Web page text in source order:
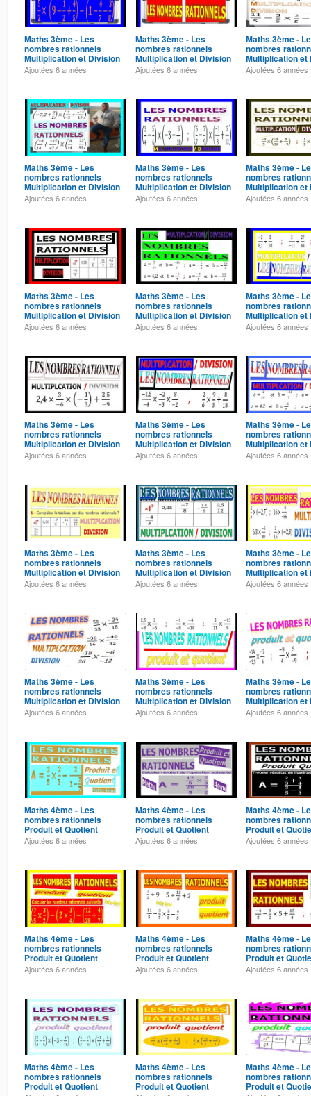
Maths 3ème - Les
nombres rationnels
Multiplication et Division
Exercice 23
Ajoutées 6 années
Maths 3ème - Les
nombres rationnels
Multiplication et Division
Exercice 22
Ajoutées 6 années
Maths 3ème -
nombres
Multiplication et
Exercice 21
Ajoutées6 années
Maths 3ème - Les
nombres rationnels
Multiplication et Division
Exercice 19
Ajoutées 6 années
Maths 3ème - Les
nombres rationnels
Multiplication et Division
Exercice 18
Ajoutées 6 années
Maths 3ème -
nombres
Multiplication et
Exercice 17
Ajoutées6 années
Maths 3ème - Les
nombres rationnels
Multiplication et Division
Exercice 15
Ajoutées 6 années
Maths 3ème - Les
nombres rationnels
Multiplication et Division
Exercice 14
Ajoutées 6 années
Maths 3ème -
nombres
Multiplication et
Exercice 13
Ajoutées6 années
Maths 3ème - Les
nombres rationnels
Multiplication et Division
Exercice 11
Ajoutées 6 années
Maths 3ème - Les
nombres rationnels
Multiplication et Division
Exercice 10
Ajoutées 6 années
Maths 3ème -
nombres
Multiplication et
Exercice 9
Ajoutées6 années
Maths 3ème - Les
nombres rationnels
Multiplication et Division
Exercice 7
Ajoutées 6 années
Maths 3ème - Les
nombres rationnels
Multiplication et Division
Exercice 6
Ajoutées 6 années
Maths 3ème -
nombres
Multiplication et
Exercice 5
Ajoutées6 années
Maths 3ème - Les
nombres rationnels
Multiplication et Division
Exercice 3
Ajoutées 6 années
Maths 3ème - Les
nombres rationnels
Multiplication et Division
Exercice 2
Ajoutées 6 années
Maths 3ème -
nombres
Multiplication et
Exercice 1
Ajoutées6 années
Maths 4ème - Les
nombres rationnels
Produit et Quotient
Exercice 28
Ajoutées 6 années
Maths 4ème - Les
nombres rationnels
Produit et Quotient
Exercice 27
Ajoutées 6 années
Maths 4ème -
nombres
Produit et
Exercice 26
Ajoutées6 années
Maths 4ème - Les
nombres rationnels
Produit et Quotient
Exercice 24
Ajoutées 6 années
Maths 4ème - Les
nombres rationnels
Produit et Quotient
Exercice 23
Ajoutées 6 années
Maths 4ème -
nombres
Produit et
Exercice 22
Ajoutées6 années
Maths 4ème - Les
nombres rationnels
Produit et Quotient
Maths 4ème - Les
nombres rationnels
Produit et Quotient
Maths 4ème -
nombres
Produit et